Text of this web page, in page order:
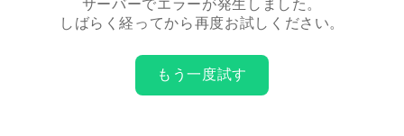
サーバーでエラーが発生しました。
しばらく経ってから再度お試しください。
もう一度試す